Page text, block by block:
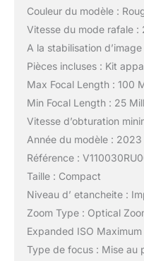
Couleur du modèle :
Vitesse du mode rafale
A la stabilisation
Pièces incluses : Kit
Max Focal Length : 100
Min Focal Length : 25
Vitesse d’obturation
Année du modèle : 2023
Référence :
Taille : Compact
Niveau d’ etancheite :
Zoom Type : Optical
Expanded ISO
Type de focus : Mise au